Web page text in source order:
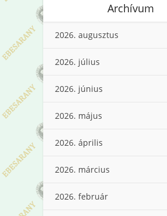
Archívum
2026. augusztus
2026. július
2026. június
2026. május
2026. április
2026. március
2026. február